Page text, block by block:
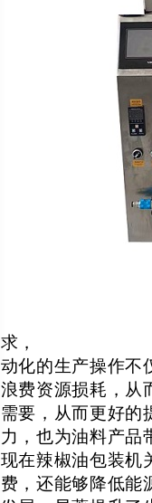
求，
动化的生产操作不
浪费资源损耗，从
需要，从而更好的
力，也为油料产品
现在辣椒油包装机
费，还能够降低能